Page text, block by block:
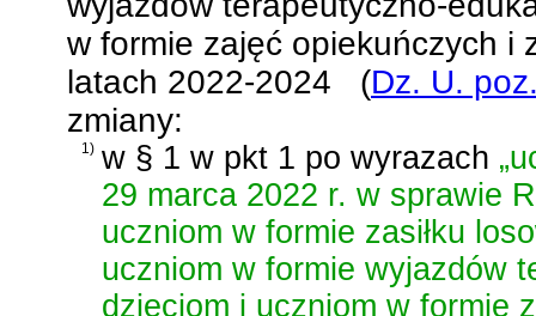
w formie zajęć opiekuńczych i
latach 2022-2024
(Dz. U.
zmiany:
1) w § 1 w pkt 1 po wyrazach
29 marca 2022 r. w sprawie
uczniom w formie zasiłku
uczniom w formie wyjazdów
dzieciom i uczniom w formie